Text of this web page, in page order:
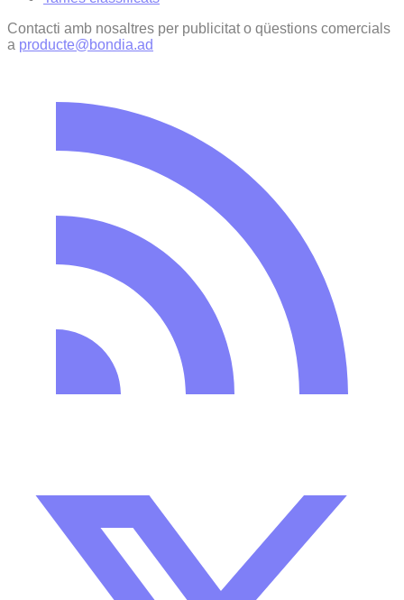
Contacti amb nosaltres per publicitat o qüestions comercials
a producte@bondia.ad